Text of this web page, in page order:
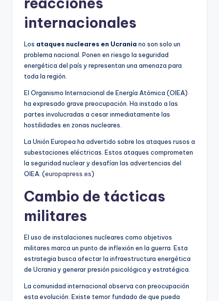
internacionales
Los ataques nucleares en Ucrania no son solo un
problema nacional. Ponen en riesgo la seguridad
energética del país y representan una amenaza para
toda la región.
El Organismo Internacional de Energía Atómica (OIEA)
ha expresado grave preocupación. Ha instado a las
partes involucradas a cesar inmediatamente las
hostilidades en zonas nucleares.
La Unión Europea ha advertido sobre los ataques rusos a
subestaciones eléctricas. Estos ataques comprometen
la seguridad nuclear y desafían las advertencias del
OIEA. (europapress.es)
Cambio de tácticas
militares
El uso de instalaciones nucleares como objetivos
militares marca un punto de inflexión en la guerra. Esta
estrategia busca afectar la infraestructura energética
de Ucrania y generar presión psicológica y estratégica.
La comunidad internacional observa con preocupación
esta evolución. Existe temor fundado de que pueda